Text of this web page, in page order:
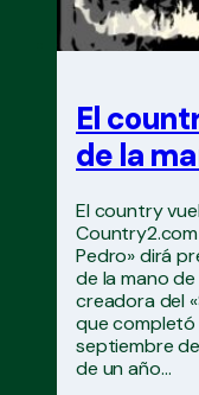
El
de la
El country
Country2.com
Pedro» dirá
de la mano
creadora del
que
septiembre
de un año…